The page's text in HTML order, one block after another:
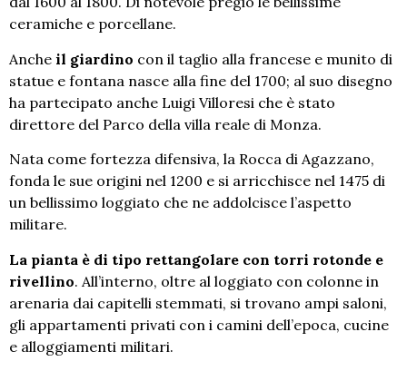
ceramiche e porcellane.
Anche il giardino con il taglio alla francese e munito di
statue e fontana nasce alla fine del 1700; al suo disegno
ha partecipato anche Luigi Villoresi che è stato
direttore del Parco della villa reale di Monza.
Nata come fortezza difensiva, la Rocca di Agazzano,
fonda le sue origini nel 1200 e si arricchisce nel 1475 di
un bellissimo loggiato che ne addolcisce l’aspetto
militare.
La pianta è di tipo rettangolare con torri rotonde e
rivellino. All’interno, oltre al loggiato con colonne in
arenaria dai capitelli stemmati, si trovano ampi saloni,
gli appartamenti privati con i camini dell’epoca, cucine
e alloggiamenti militari.